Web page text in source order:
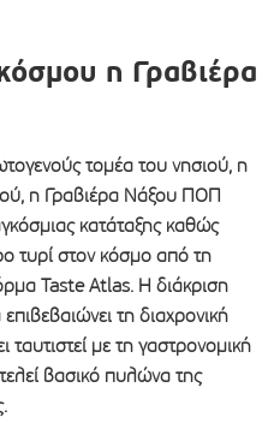
η Γραβιέρα
τομέα του νησιού, η
η Γραβιέρα Νάξου ΠΟΠ
κατάταξης καθώς
τυρί στον κόσμο από τη
Taste Atlas. Η διάκριση
τη διαχρονική
με τη γαστρονομική
βασικό πυλώνα της